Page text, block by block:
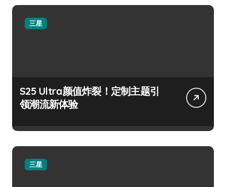
三星
S25 Ultra颜值炸裂！定制主题引
领潮流新体验
三星